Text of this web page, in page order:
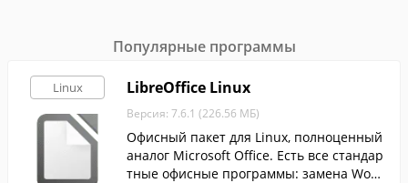
Популярные программы
Linux LibreOffice Linux
Версия: 7.6.1 (226.56 МБ)
Офисный пакет для Linux, полноценный
аналог Microsoft Office. Есть все стандар
тные офисные программы: замена Wor